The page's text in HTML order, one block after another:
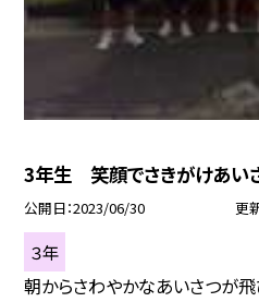
3年生 笑顔でさきがけあい
公開日 2023/06/30 更
３年
朝からさわやかなあいさつが